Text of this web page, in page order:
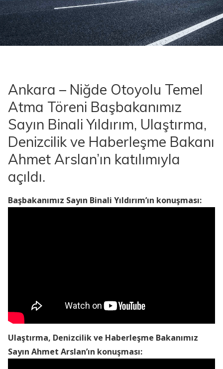
Ankara – Niğde Otoyolu Temel
Atma Töreni Başbakanımız
Sayın Binali Yıldırım, Ulaştırma,
Denizcilik ve Haberleşme Bakanı
Ahmet Arslan’ın katılımıyla
açıldı.
Başbakanımız Sayın Binali Yıldırım’ın konuşması:
Ulaştırma, Denizcilik ve Haberleşme Bakanımız
Sayın Ahmet Arslan’ın konuşması: